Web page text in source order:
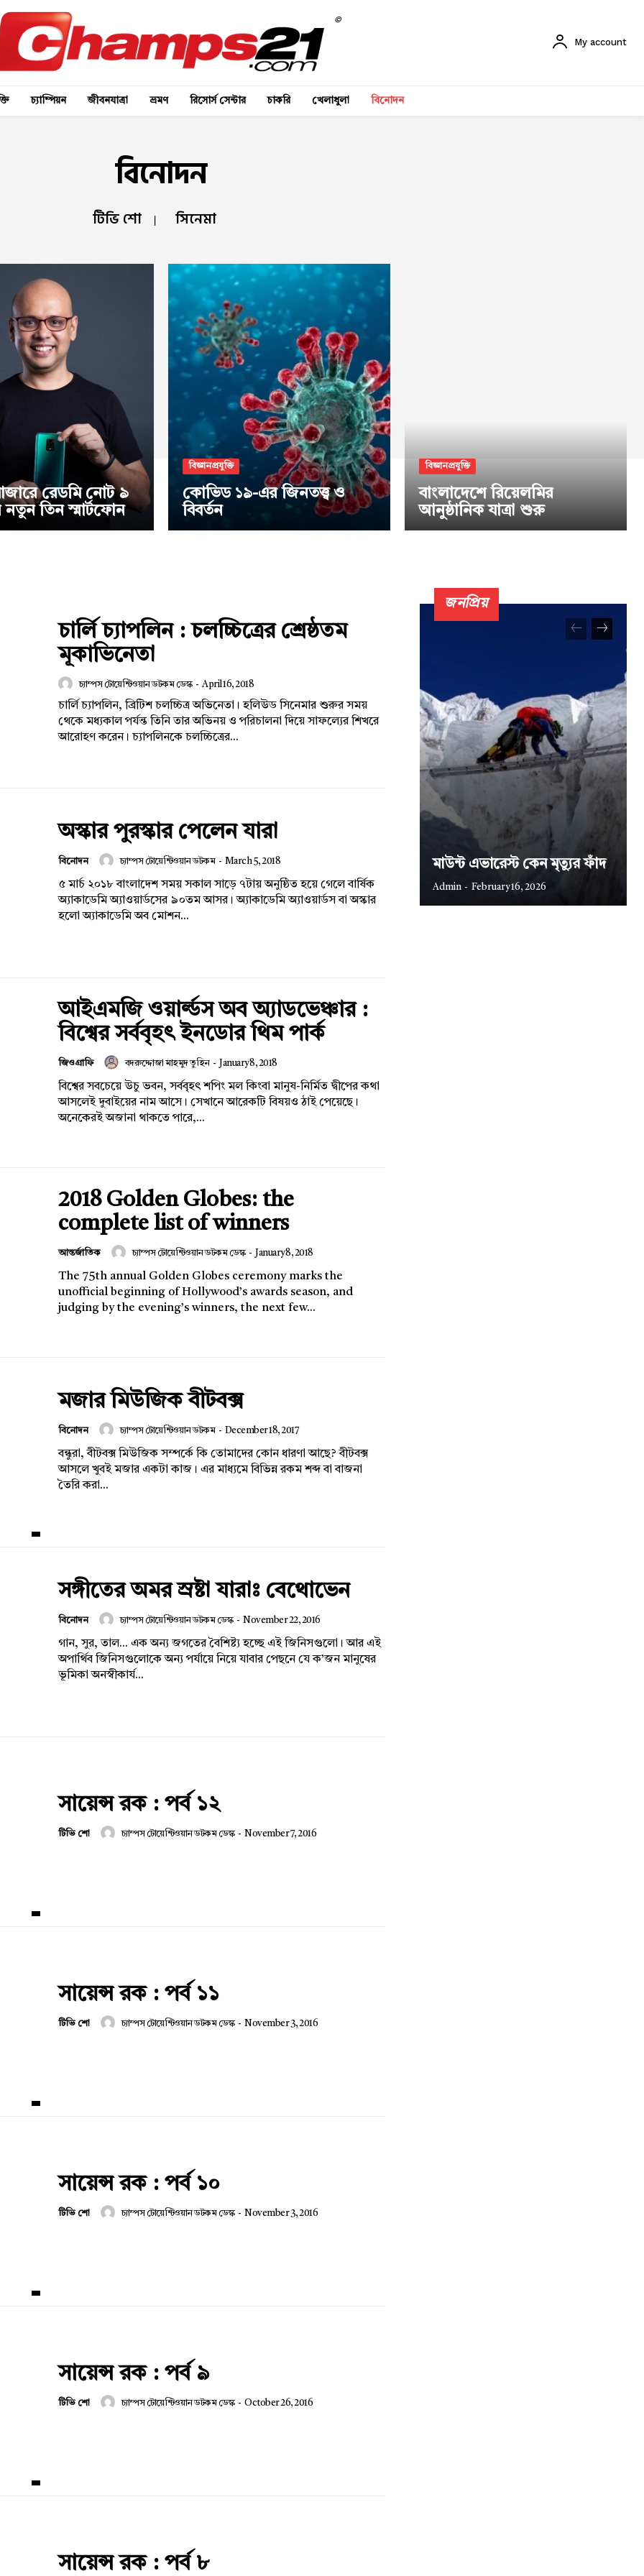
Company
Contact us
Subscription Plans
©
My account
চ্যাম্পিয়ন জীবনযাত্রা ভ্রমণ রিসোর্স সেন্টার চাকরি খেলাধুলা বিনোদন
বিনোদন
টিভি শো সিনেমা
রেডমি নোট ৯
নতুন তিন স্মার্টফোন
বিজ্ঞানপ্রযুক্তি
কোভিড ১৯-এর জিনতত্ত্ব ও
বিবর্তন
বিজ্ঞানপ্রযুক্তি
বাংলাদেশে রিয়েলমির
আনুষ্ঠানিক যাত্রা শুরু
চার্লি চ্যাপলিন : চলচ্চিত্রের শ্রেষ্ঠতম
মূকাভিনেতা
চ্যাম্পস টোয়েন্টিওয়ান ডটকম ডেস্ক - April 16, 2018
চার্লি চ্যাপলিন, ব্রিটিশ চলচ্চিত্র অভিনেতা। হলিউড সিনেমার শুরুর সময়
থেকে মধ্যকাল পর্যন্ত তিনি তার অভিনয় ও পরিচালনা দিয়ে সাফল্যের শিখরে
আরোহণ করেন। চ্যাপলিনকে চলচ্চিত্রের...
অস্কার পুরস্কার পেলেন যারা
বিনোদন চ্যাম্পস টোয়েন্টিওয়ান ডটকম - March 5, 2018
৫ মার্চ ২০১৮ বাংলাদেশ সময় সকাল সাড়ে ৭টায় অনুষ্ঠিত হয়ে গেলে বার্ষিক
অ্যাকাডেমি অ্যাওয়ার্ডসের ৯০তম আসর। অ্যাকাডেমি অ্যাওয়ার্ডস বা অস্কার
হলো অ্যাকাডেমি অব মোশন...
আইএমজি ওয়ার্ল্ডস অব অ্যাডভেঞ্চার :
বিশ্বের সর্ববৃহৎ ইনডোর থিম পার্ক
জিওগ্রাফি বদরুদ্দোজা মাহমুদ তুহিন - January 8, 2018
বিশ্বের সবচেয়ে উচু ভবন, সর্ববৃহৎ শপিং মল কিংবা মানুষ-নির্মিত দ্বীপের কথা
আসলেই দুবাইয়ের নাম আসে। সেখানে আরেকটি বিষয়ও ঠাই পেয়েছে।
অনেকেরই অজানা থাকতে পারে,...
2018 Golden Globes: the
complete list of winners
আন্তর্জাতিক চ্যাম্পস টোয়েন্টিওয়ান ডটকম ডেস্ক - January 8, 2018
The 75th annual Golden Globes ceremony marks the
unofficial beginning of Hollywood’s awards season, and
judging by the evening’s winners, the next few...
মজার মিউজিক বীটবক্স
বিনোদন চ্যাম্পস টোয়েন্টিওয়ান ডটকম - December 18, 2017
বন্ধুরা, বীটবক্স মিউজিক সম্পর্কে কি তোমাদের কোন ধারণা আছে? বীটবক্স
আসলে খুবই মজার একটা কাজ। এর মাধ্যমে বিভিন্ন রকম শব্দ বা বাজনা
তৈরি করা...
সঙ্গীতের অমর স্রষ্টা যারাঃ বেথোভেন
বিনোদন চ্যাম্পস টোয়েন্টিওয়ান ডটকম ডেস্ক - November 22, 2016
গান, সুর, তাল... এক অন্য জগতের বৈশিষ্ট্য হচ্ছে এই জিনিসগুলো। আর এই
অপার্থিব জিনিসগুলোকে অন্য পর্যায়ে নিয়ে যাবার পেছনে যে ক’জন মানুষের
ভূমিকা অনস্বীকার্য...
সায়েন্স রক : পর্ব ১২
টিভি শো চ্যাম্পস টোয়েন্টিওয়ান ডটকম ডেস্ক - November 7, 2016
সায়েন্স রক : পর্ব ১১
টিভি শো চ্যাম্পস টোয়েন্টিওয়ান ডটকম ডেস্ক - November 3, 2016
সায়েন্স রক : পর্ব ১০
টিভি শো চ্যাম্পস টোয়েন্টিওয়ান ডটকম ডেস্ক - November 3, 2016
সায়েন্স রক : পর্ব ৯
টিভি শো চ্যাম্পস টোয়েন্টিওয়ান ডটকম ডেস্ক - October 26, 2016
সায়েন্স রক : পর্ব ৮
জনপ্রিয়
মাউন্ট এভারেস্ট কেন মৃত্যুর ফাঁদ
Admin - February 16, 2026